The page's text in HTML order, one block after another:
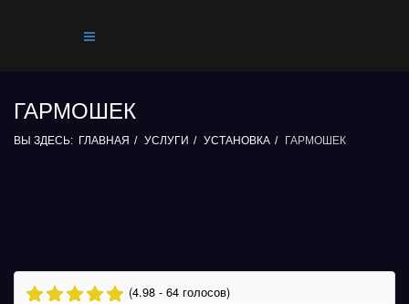
ГАРМОШЕК
ВЫ ЗДЕСЬ: ГЛАВНАЯ УСЛУГИ УСТАНОВКА ГАРМОШЕК
(4.98 - 64 голосов)